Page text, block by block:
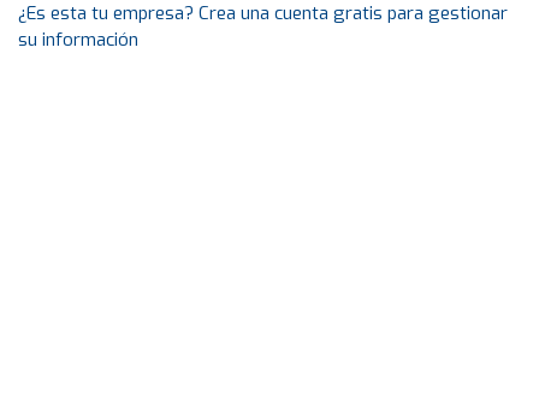
¿Es esta tu empresa? Crea una cuenta gratis para gestionar
su información